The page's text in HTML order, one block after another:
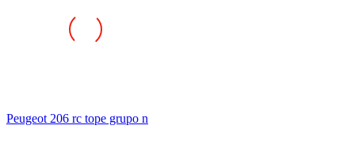
Peugeot 206 rc tope grupo n